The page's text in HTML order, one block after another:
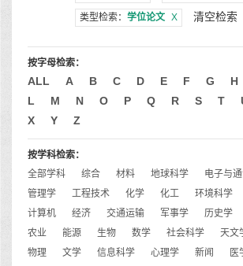
类型检索： 学位论文 X 清空检索
按字母检索：
ALL A B C D E F G H
L
M N O P Q R S T
X
Y Z
按学科检索：
全部学科
综合 材料 地球科学 电子与
管理学
工程技术 化学 化工 环境科学
计算机
经济 交通运输 军事学 历史学
农业
能源 生物 数学 社会科学 天文
物理
文学 信息科学 心理学 新闻 医